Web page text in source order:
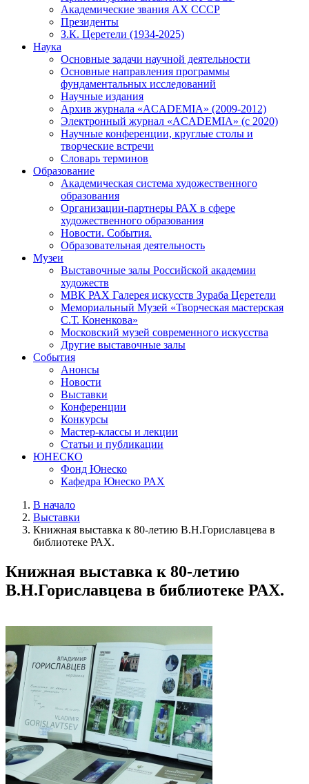
Академические звания АХ СССР
Президенты
З.К. Церетели (1934-2025)
Наука
Основные задачи научной деятельности
Основные направления программы
фундаментальных исследований
Научные издания
Архив журнала «ACADEMIA» (2009-2012)
Электронный журнал «ACADEMIA» (с 2020)
Научные конференции, круглые столы и
творческие встречи
Словарь терминов
Образование
Академическая система художественного
образования
Организации-партнеры РАХ в сфере
художественного образования
Новости. События.
Образовательная деятельность
Музеи
Выставочные залы Российской академии
художеств
МВК РАХ Галерея искусств Зураба Церетели
Мемориальный Музей «Творческая мастерская
С.Т. Коненкова»
Московский музей современного искусства
Другие выставочные залы
События
Анонсы
Новости
Выставки
Конференции
Конкурсы
Мастер-классы и лекции
Статьи и публикации
ЮНЕСКО
Фонд Юнеско
Кафедра Юнеско РАХ
В начало
Выставки
Книжная выставка к 80-летию В.Н.Гориславцева в
библиотеке РАХ.
Книжная выставка к 80-летию
В.Н.Гориславцева в библиотеке РАХ.